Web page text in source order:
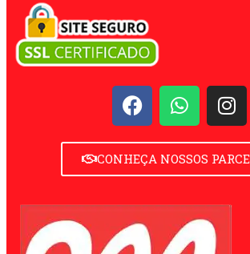
CONHEÇA NOSSOS